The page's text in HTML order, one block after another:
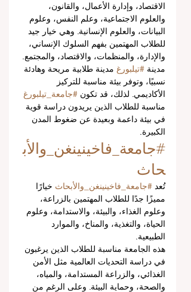
الاقتصاد، وإدارة الأعمال، والقانون،
والعلوم الاجتماعية، وعلم النفس، وعلوم
البيانات، والعلوم الإنسانية. وهي خيار جيد
للطلاب المهتمين بفهم السلوك الإنساني،
والإدارة، والمنظمات، والاقتصاد، والمجتمع.
مدينة #تيلبورغ مدينة طلابية مريحة وهادئة
نسبيًا، وتوفر بيئة مناسبة للتركيز
الأكاديمي. لذلك، قد تكون #جامعة_تيلبورغ
مناسبة للطلاب الذين يريدون دراسة قوية
في بيئة داعمة وبعيدة عن ضغوط المدن
الكبيرة.
#جامعة_فاخينينغن_والأب
حاث
تُعد #جامعة_فاخينينغن_والأبحاث خيارًا
مميزًا جدًا للطلاب المهتمين بالزراعة،
وعلوم الغذاء، والبيئة، والاستدامة، وعلوم
الحياة، والتغذية، والمناخ، والموارد
الطبيعية.
هذه الجامعة مناسبة للطلاب الذين يرغبون
في دراسة التحديات العالمية مثل الأمن
الغذائي، والزراعة المستدامة، والمياه،
والصحة، وحماية البيئة. وعلى الرغم من